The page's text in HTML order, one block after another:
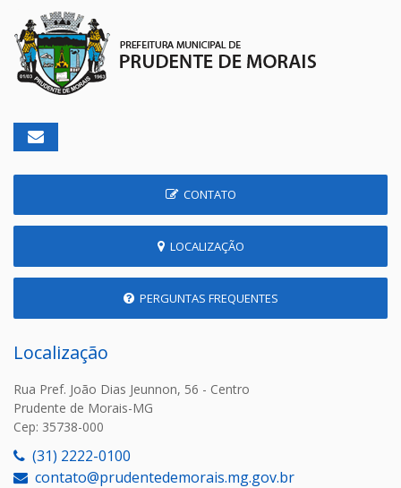
CONTATO
LOCALIZAÇÃO
PERGUNTAS FREQUENTES
Localização
Rua Pref. João Dias Jeunnon, 56 - Centro
Prudente de Morais-MG
Cep: 35738-000
(31) 2222-0100
contato@prudentedemorais.mg.gov.br